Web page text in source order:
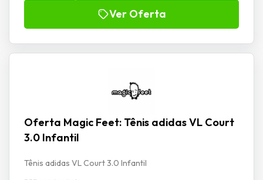
Ver Oferta
Oferta Magic Feet: Tênis adidas VL Court
3.0 Infantil
Tênis adidas VL Court 3.0 Infantil